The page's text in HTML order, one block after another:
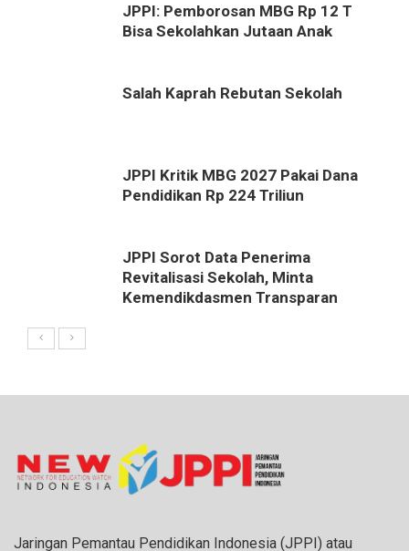
JPPI: Pemborosan MBG Rp 12 T
Bisa Sekolahkan Jutaan Anak
Salah Kaprah Rebutan Sekolah
JPPI Kritik MBG 2027 Pakai Dana
Pendidikan Rp 224 Triliun
JPPI Sorot Data Penerima
Revitalisasi Sekolah, Minta
Kemendikdasmen Transparan
Jaringan Pemantau Pendidikan Indonesia (JPPI) atau